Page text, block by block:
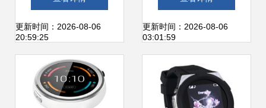
元化产品库探索
更新时间：2026-08-06
20:59:25
2，精准定位守护
童年
更新时间：2026-08-06
03:01:59